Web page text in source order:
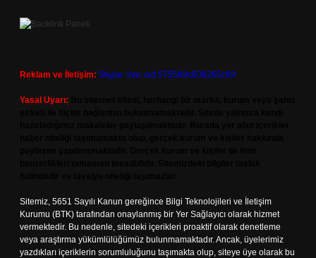
Reklam ve İletişim: Skype: live:.cid.575569c608265c69
Yasal Uyarı:
Sitemiz, 5651 Sayılı Kanun gereğince Bilgi Teknolojileri ve İletişim
Kurumu (BTK) tarafından onaylanmış bir Yer Sağlayıcı olarak hizmet
vermektedir. Bu nedenle, sitedeki içerikleri proaktif olarak denetleme
veya araştırma yükümlülüğümüz bulunmamaktadır. Ancak, üyelerimiz
yazdıkları içeriklerin sorumluluğunu taşımakta olup, siteye üye olarak bu